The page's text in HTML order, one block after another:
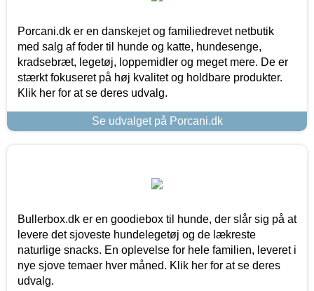
Porcani.dk er en danskejet og familiedrevet netbutik
med salg af foder til hunde og katte, hundesenge,
kradsebræt, legetøj, loppemidler og meget mere. De er
stærkt fokuseret på høj kvalitet og holdbare produkter.
Klik her for at se deres udvalg.
Se udvalget på Porcani.dk
Bullerbox.dk er en goodiebox til hunde, der slår sig på at
levere det sjoveste hundelegetøj og de lækreste
naturlige snacks. En oplevelse for hele familien, leveret i
nye sjove temaer hver måned. Klik her for at se deres
udvalg.